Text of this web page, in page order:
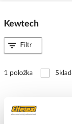
Kewtech
1 položka
Filtr